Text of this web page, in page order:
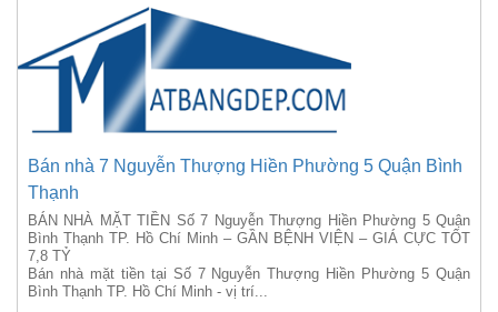
Bán nhà 7 Nguyễn Thượng Hiền Phường 5 Quận Bình
Thạnh
BÁN NHÀ MẶT TIỀN Số 7 Nguyễn Thượng Hiền Phường 5 Quận
Bình Thạnh TP. Hồ Chí Minh – GẦN BỆNH VIỆN – GIÁ CỰC TỐT
7,8 TỶ
Bán nhà mặt tiền tại Số 7 Nguyễn Thượng Hiền Phường 5 Quận
Bình Thạnh TP. Hồ Chí Minh - vị trí...